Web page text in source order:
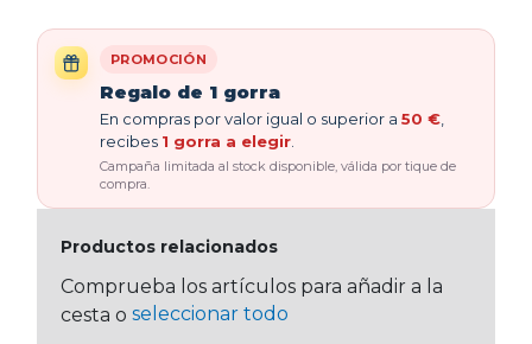
PROMOCIÓN
Regalo de 1 gorra
En compras por valor igual o superior a 50 €
recibes 1 gorra a elegir
Campaña limitada al stock disponible, válida por tique de
compra.
Productos relacionados
Comprueba los artículos para añadir a la
cesta o seleccionar todo